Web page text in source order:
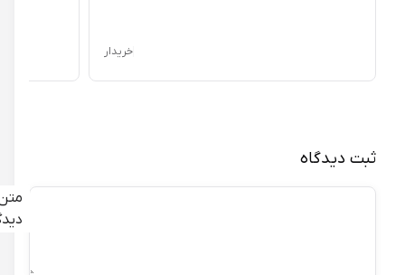
ثبت دیدگاه
متن
دیدگاه
خریدار